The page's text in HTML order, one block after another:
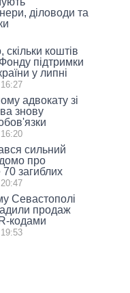
діловоди та
коштів
підтримки
у липні
адвокату зі
знову
сильний
про
загиблих
Севастополі
продаж
кодами